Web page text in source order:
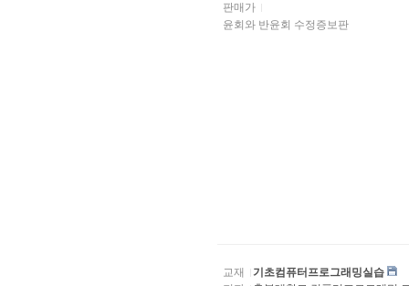
판매가
윤회와 반윤회 수정증보판
교재
기초컴퓨터프로그래밍실습